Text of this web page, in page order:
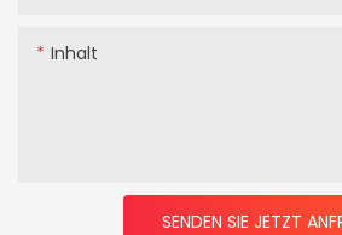
Inhalt
SENDEN SIE JETZT